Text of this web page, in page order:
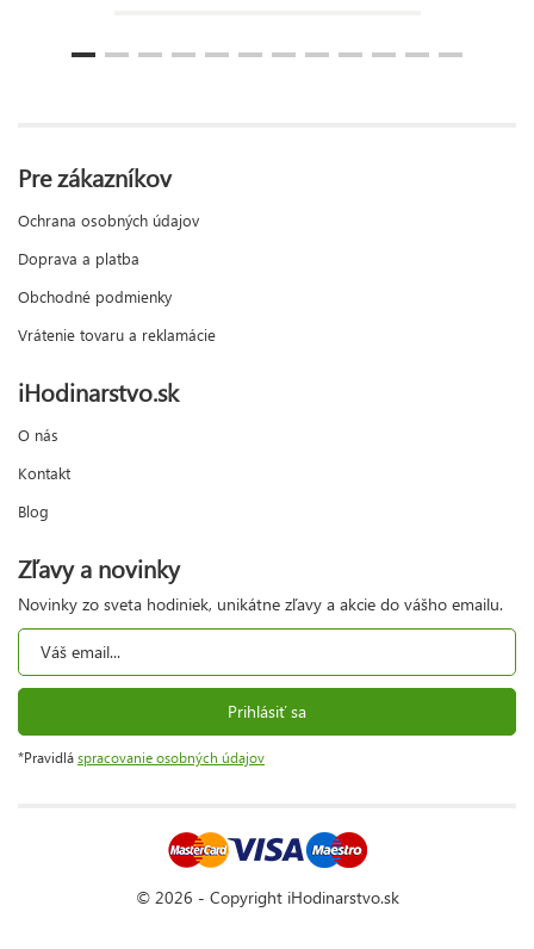
Pre zákazníkov
Ochrana osobných údajov
Doprava a platba
Obchodné podmienky
Vrátenie tovaru a reklamácie
iHodinarstvo.sk
O nás
Kontakt
Blog
Zľavy a novinky
Novinky zo sveta hodiniek, unikátne zľavy a akcie do vášho emailu.
Prihlásiť sa
*Pravidlá spracovanie osobných údajov
© 2026 - Copyright iHodinarstvo.sk